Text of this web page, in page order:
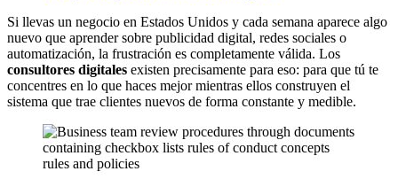
Si llevas un negocio en Estados Unidos y cada semana aparece algo
nuevo que aprender sobre publicidad digital, redes sociales o
automatización, la frustración es completamente válida. Los
consultores digitales existen precisamente para eso: para que tú te
concentres en lo que haces mejor mientras ellos construyen el
sistema que trae clientes nuevos de forma constante y medible.